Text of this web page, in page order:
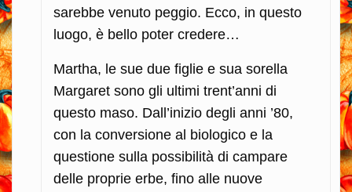
sarebbe venuto peggio. Ecco, in questo
luogo, è bello poter credere…
Martha, le sue due figlie e sua sorella
Margaret sono gli ultimi trent’anni di
questo maso. Dall’inizio degli anni ’80,
con la conversione al biologico e la
questione sulla possibilità di campare
delle proprie erbe, fino alle nuove